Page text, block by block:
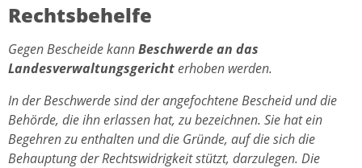
Rechtsbehelfe
Gegen Bescheide kannBeschwerde an das
Landesverwaltungsgerichterhoben werden.
In der Beschwerde sind der angefochtene Bescheid und die
Behörde, die ihn erlassen hat, zu bezeichnen. Sie hat ein
Begehren zu enthalten und die Gründe, auf die sich die
Behauptung der Rechtswidrigkeit stützt, darzulegen. Die